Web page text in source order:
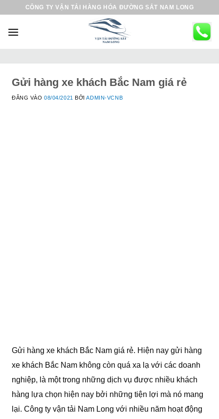
CÔNG TY VẬN TẢI HÀNG HÓA ĐƯỜNG SẮT NAM LONG
Gửi hàng xe khách Bắc Nam giá rẻ
ĐĂNG VÀO08/04/2021 BỞIADMIN-VCNB
Gửi hàng xe khách Bắc Nam giá rẻ. Hiện nay gửi hàng
xe khách Bắc Nam không còn quá xa lạ với các doanh
nghiệp, là một trong những dịch vụ được nhiều khách
hàng lựa chọn hiện nay bởi những tiện lợi mà nó mang
lại. Công ty vận tải Nam Long với nhiều năm hoạt động